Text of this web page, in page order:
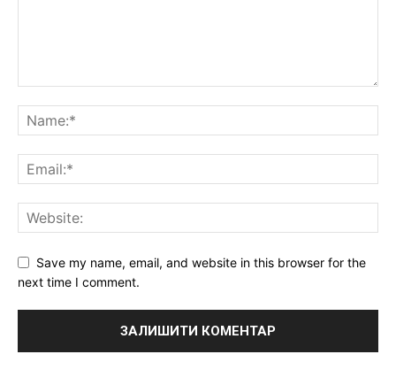
Save my name, email, and website in this browser for the
next time I comment.